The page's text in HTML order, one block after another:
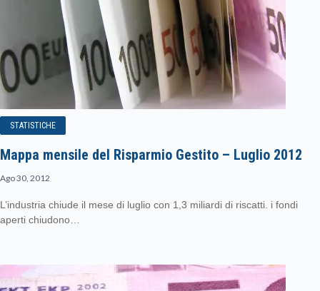
STATISTICHE
Mappa mensile del Risparmio Gestito – Luglio 2012
Ago 30, 2012
L’industria chiude il mese di luglio con 1,3 miliardi di riscatti. i fondi
aperti chiudono…